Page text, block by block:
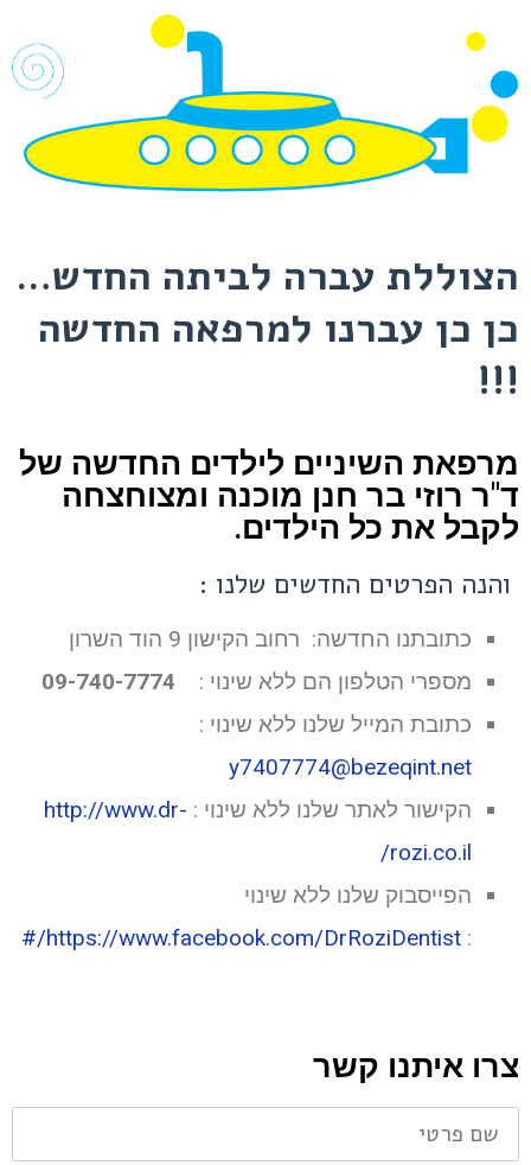
הצוללת עברה לביתה החדש…
כן כן עברנו למרפאה החדשה
!!!
מרפאת השיניים לילדים החדשה של
ד"ר רוזי בר חנן מוכנה ומצוחצחה
לקבל את כל הילדים.
והנה הפרטים החדשים שלנו :
כתובתנו החדשה: רחוב הקישון 9 הוד השרון
מספרי הטלפון הם ללא שינוי : 09-740-7774
כתובת המייל שלנו ללא שינוי :
y7407774@bezeqint.net
הקישור לאתר שלנו ללא שינוי : http://www.dr-
rozi.co.il/
הפייסבוק שלנו ללא שינוי
:
https://www.facebook.com/DrRoziDentist/#
צרו איתנו קשר
שם
פרטי